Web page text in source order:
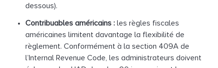
dessous).
Contribuables américains : les règles fiscales
américaines limitent davantage la flexibilité de
règlement. Conformément à la section 409A de
l’Internal Revenue Code, les administrateurs doivent